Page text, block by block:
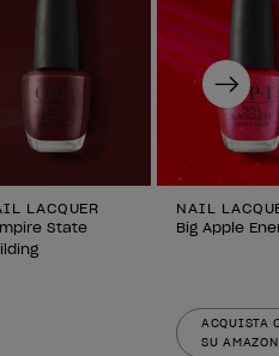
LACQUER
State
NAIL
Big Apple
ACQUISTA
SU AMAZON
Next